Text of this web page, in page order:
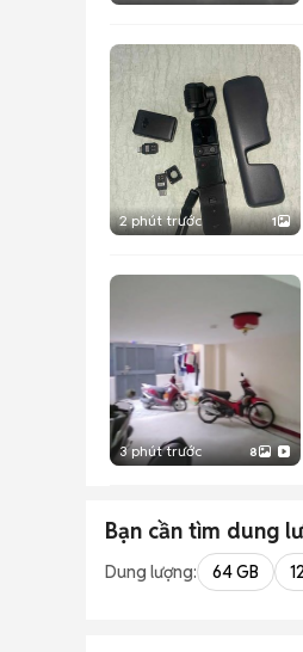
2 phút trước 1
3 phút trước 8
Bạn cần tìm dung
Dung lượng: 64 GB